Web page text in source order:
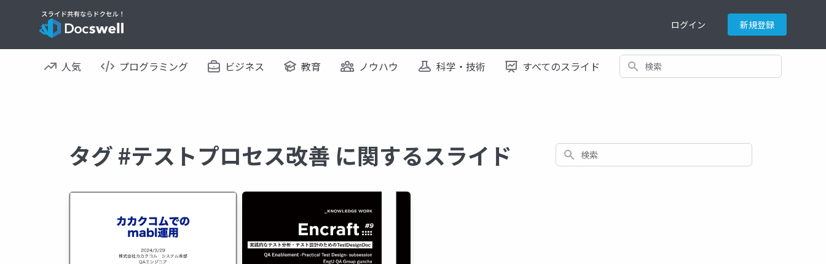
ログイン 新規登録
人気 プログラミング ビジネス 教育 ノウハウ 科学・技術 すべてのスライド 検索
タグ #テストプロセス改善 に関するスライド 検索